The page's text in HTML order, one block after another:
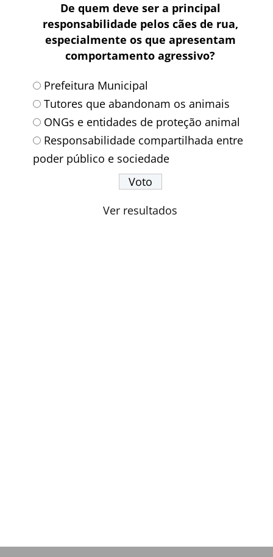
De quem deve ser a principal
responsabilidade pelos cães de rua,
especialmente os que apresentam
comportamento agressivo?
Prefeitura Municipal
Tutores que abandonam os animais
ONGs e entidades de proteção animal
Responsabilidade compartilhada entre
poder público e sociedade
Ver resultados